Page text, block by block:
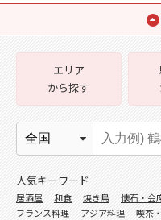
エリア
から探す
人気キーワード
居酒屋 和食 焼き鳥 懐石・会
フランス料理
アジア料理 喫茶